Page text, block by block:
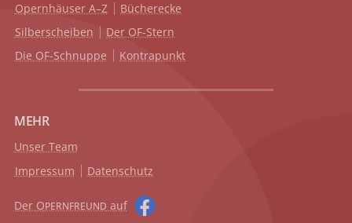
Opernhäuser A–Z
Bücherecke
Silberscheiben
Der OF-Stern
Die OF-Schnuppe
Kontrapunkt
MEHR
Unser Team
Impressum
Datenschutz
Der OPERNFREUND auf